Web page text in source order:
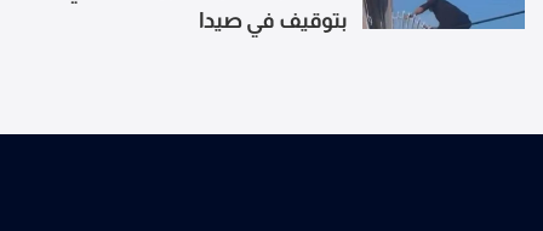
بتوقيف في صيدا